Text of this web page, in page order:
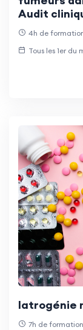
Audit
4h de
Tous les 1er du
Iatrogénie
7h de formation